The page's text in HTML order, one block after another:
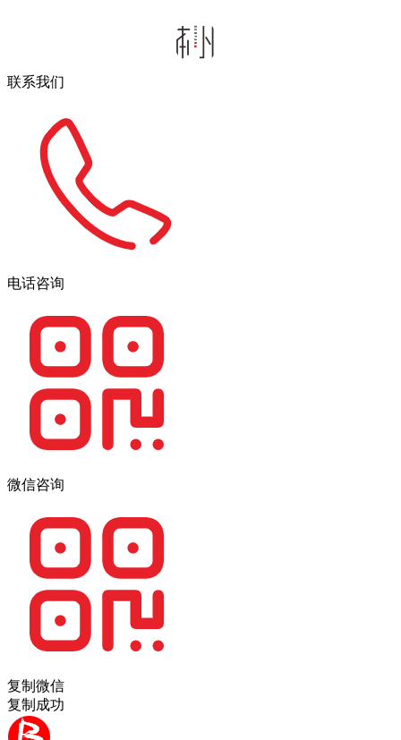
联系我们
电话咨询
微信咨询
复制微信
复制成功